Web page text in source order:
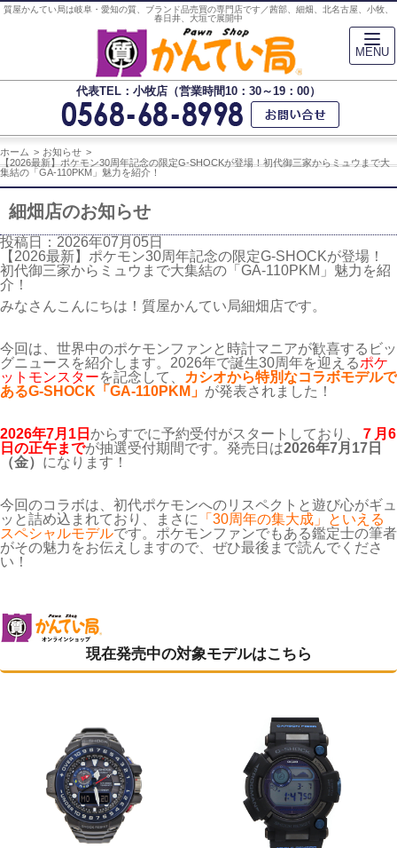
質屋かんてい局は岐阜・愛知の質、ブランド品売買の専門店です／茜部、細畑、北名古屋、小牧、
春日井、大垣で展開中
代表TEL：小牧店（営業時間10：30～19：00）
ホーム
お知らせ
【2026最新】ポケモン30周年記念の限定G-SHOCKが登場！初代御三家からミュウまで大
集結の「GA-110PKM」魅力を紹介！
細畑店のお知らせ
投稿日：2026年07月05日
【2026最新】ポケモン30周年記念の限定G-SHOCKが登場！
初代御三家からミュウまで大集結の「GA-110PKM」魅力を紹
介！
みなさんこんにちは！質屋かんてい局細畑店です。
今回は、世界中のポケモンファンと時計マニアが歓喜するビッ
グニュースを紹介します。2026年で誕生30周年を迎えるポケ
ットモンスターを記念して、
カシオから特別なコラボモデルで
あるG-SHOCK「GA-110PKM」 が発表されました！
2026年7月1日 からすでに予約受付がスタートしており、
７月6
日の正午までが抽選受付期間です。発売日は2026年7月17日
（金） になります！
今回のコラボは、初代ポケモンへのリスペクトと遊び心がギュ
ッと詰め込まれており、まさに
「30周年の集大成」といえる
スペシャルモデルです。ポケモンファンでもある鑑定士の筆者
がその魅力をお伝えしますので、ぜひ最後まで読んでくださ
い！
現在発売中の対象モデルはこちら
MENU